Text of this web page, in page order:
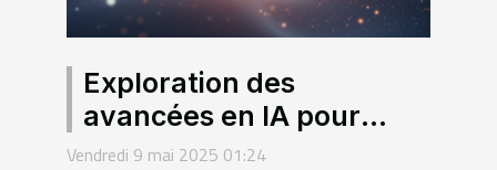
Exploration des
avancées en IA pour
transformer la création
Vendredi 9 mai 2025 01:24